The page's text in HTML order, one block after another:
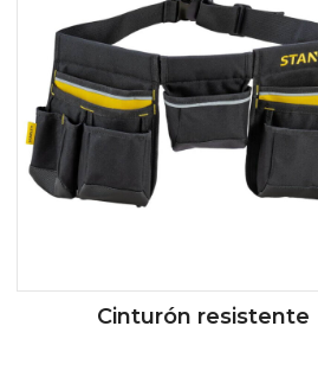
Cinturón resistente